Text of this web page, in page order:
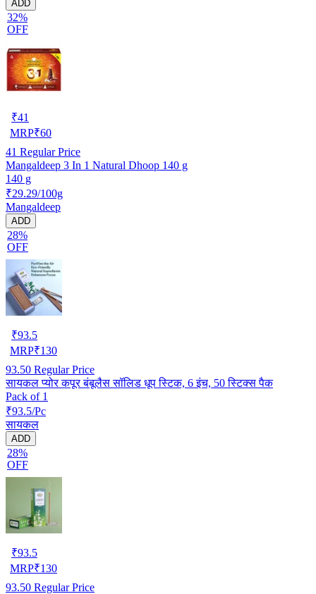
ADD
32%
OFF
₹41
MRP₹60
41 Regular Price
Mangaldeep 3 In 1 Natural Dhoop 140 g
140 g
₹29.29/100g
Mangaldeep
ADD
28%
OFF
₹93.5
MRP₹130
93.50 Regular Price
सायकल प्योर कपूर बंबूलैस सॉलिड धूप स्टिक, 6 इंच, 50 स्टिक्स पैक
Pack of 1
₹93.5/Pc
सायकल
ADD
28%
OFF
₹93.5
MRP₹130
93.50 Regular Price